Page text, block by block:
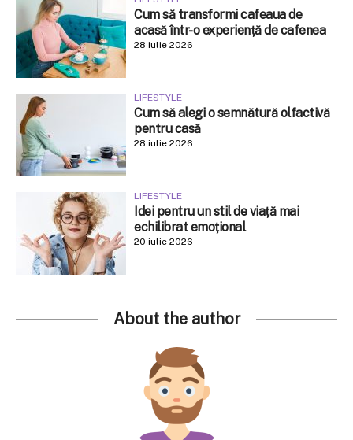
Cum să transformi cafeaua de
acasă într-o experiență de cafenea
28 iulie 2026
LIFESTYLE
Cum să alegi o semnătură olfactivă
pentru casă
28 iulie 2026
LIFESTYLE
Idei pentru un stil de viață mai
echilibrat emoțional
20 iulie 2026
About the author